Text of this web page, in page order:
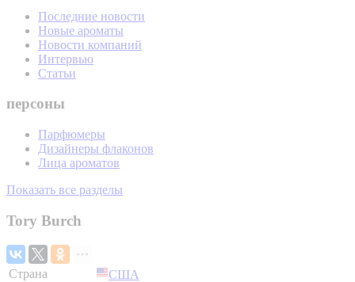
Последние новости
Новые ароматы
Новости компаний
Интервью
Статьи
персоны
Парфюмеры
Дизайнеры флаконов
Лица ароматов
Показать все разделы
Tory Burch
Страна
США